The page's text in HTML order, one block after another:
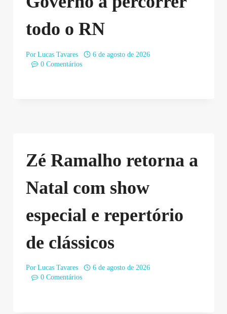
todo o RN
Por Lucas Tavares
6 de agosto de 2026
0 Comentários
Zé Ramalho retorna a
Natal com show
especial e repertório
de clássicos
Por Lucas Tavares
6 de agosto de 2026
0 Comentários